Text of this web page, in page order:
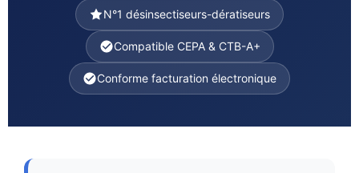
N°1 désinsectiseurs-dératiseurs
Compatible CEPA & CTB-A+
Conforme facturation électronique